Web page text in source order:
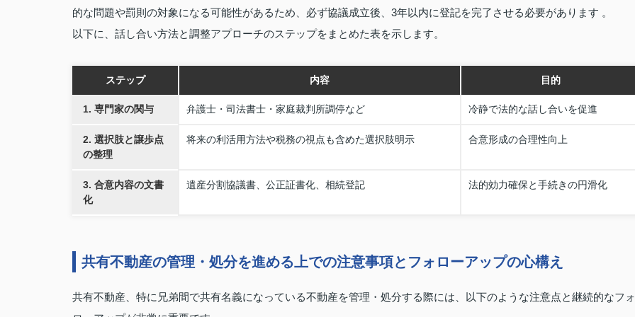
的な問題や罰則の対象になる可能性があるため、必ず協議成立後、3年以内に登記を完了させる必要があります 。
以下に、話し合い方法と調整アプローチのステップをまとめた表を示します。
ステップ 内容 目的
1. 専門家の関与 弁護士・司法書士・家庭裁判所調停など 冷静で法的な話し合いを促進
2. 選択肢と譲歩点
の整理
将来の利活用方法や税務の視点も含めた選択肢明示 合意形成の合理性向上
3. 合意内容の文書
化
遺産分割協議書、公正証書化、相続登記 法的効力確保と手続きの円滑化
共有不動産の管理・処分を進める上での注意事項とフォローアップの心構え
共有不動産、特に兄弟間で共有名義になっている不動産を管理・処分する際には、以下のような注意点と継続的なフォ